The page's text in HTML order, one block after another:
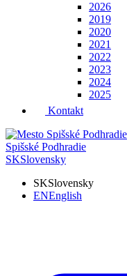
2026
2019
2020
2021
2022
2023
2024
2025
Kontakt
Spišské Podhradie
SKSlovensky
SKSlovensky
ENEnglish